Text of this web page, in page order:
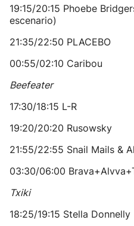
19:15/20:15 Phoebe
escenario)
21:35/22:50 PLACEBO
00:55/02:10 Caribou
Beefeater
17:30/18:15 L-R
19:20/20:20 Rusowsky
21:55/22:55 Snail Mails &
03:30/06:00
Txiki
18:25/19:15 Stella Donnelly